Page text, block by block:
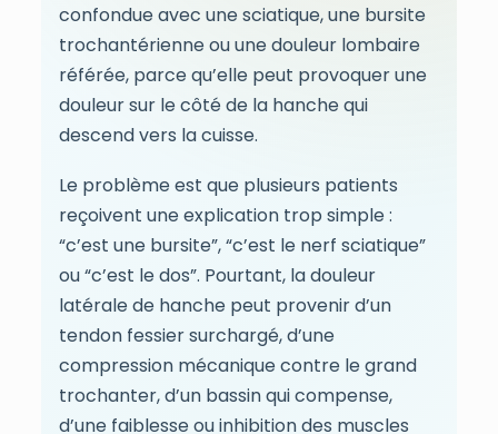
confondue avec une sciatique, une bursite
trochantérienne ou une douleur lombaire
référée, parce qu’elle peut provoquer une
douleur sur le côté de la hanche qui
descend vers la cuisse.
Le problème est que plusieurs patients
reçoivent une explication trop simple :
“c’est une bursite”, “c’est le nerf sciatique”
ou “c’est le dos”. Pourtant, la douleur
latérale de hanche peut provenir d’un
tendon fessier surchargé, d’une
compression mécanique contre le grand
trochanter, d’un bassin qui compense,
d’une faiblesse ou inhibition des muscles